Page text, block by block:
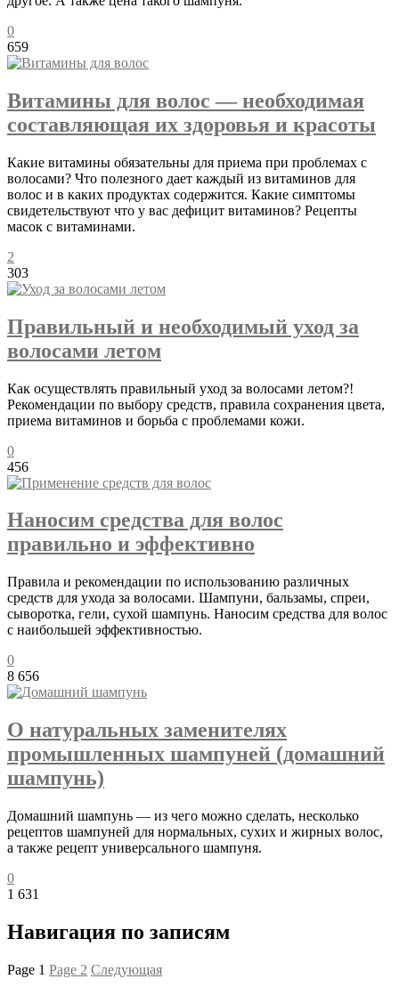
0
659
Витамины для волос — необходимая
составляющая их здоровья и красоты
Какие витамины обязательны для приема при проблемах с
волосами? Что полезного дает каждый из витаминов для
волос и в каких продуктах содержится. Какие симптомы
свидетельствуют что у вас дефицит витаминов? Рецепты
масок с витаминами.
2
303
Правильный и необходимый уход за
волосами летом
Как осуществлять правильный уход за волосами летом?!
Рекомендации по выбору средств, правила сохранения цвета,
приема витаминов и борьба с проблемами кожи.
0
456
Наносим средства для волос
правильно и эффективно
Правила и рекомендации по использованию различных
средств для ухода за волосами. Шампуни, бальзамы, спреи,
сыворотка, гели, сухой шампунь. Наносим средства для волос
с наибольшей эффективностью.
0
8 656
О натуральных заменителях
промышленных шампуней (домашний
шампунь)
Домашний шампунь — из чего можно сделать, несколько
рецептов шампуней для нормальных, сухих и жирных волос,
а также рецепт универсального шампуня.
0
1 631
Навигация по записям
Page 1 Page 2 Следующая